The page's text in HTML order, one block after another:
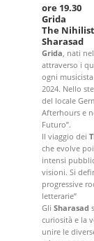
ore 19.30
Grida
The Nihilist
Sharasad
Grida , nati
attraverso i
ogni
2024. Nello
del locale
Afterhours e
Futuro”.
Il viaggio dei
che evolve
intensi
visioni. Si
progressive
letterarie”
Gli Sharasad
curiosità e la
unire le